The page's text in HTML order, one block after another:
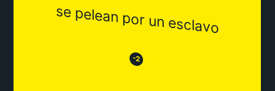
se pelean por un esclavo
😒 -2 😂